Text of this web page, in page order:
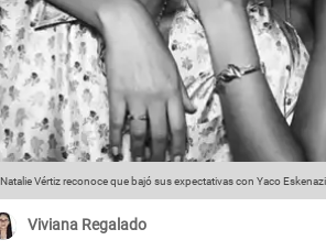
Natalie Vértiz reconoce que bajó sus expectativas con Yaco
Viviana Regalado